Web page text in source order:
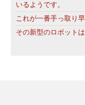
いるようです。
これが一番手っ取り
その新型のロボット